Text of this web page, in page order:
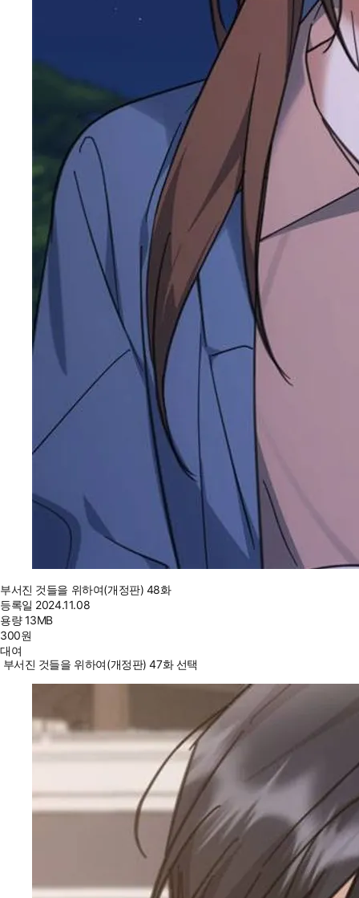
부서진 것들을 위하여(개정판) 48화
등록일 2024.11.08
용량13MB
300원
대여
부서진 것들을 위하여(개정판) 47화 선택